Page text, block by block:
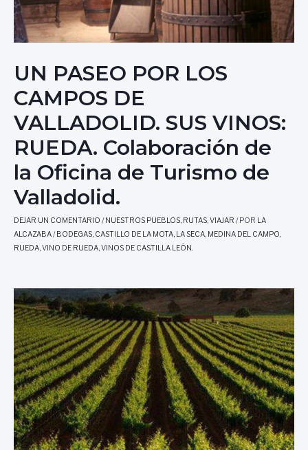
UN PASEO POR LOS
CAMPOS DE
VALLADOLID. SUS VINOS:
RUEDA. Colaboración de
la Oficina de Turismo de
Valladolid.
DEJAR UN COMENTARIO /NUESTROS PUEBLOS, RUTAS,VIAJAR / POR LA
ALCAZABA/BODEGAS, CASTILLO DE LA MOTA, LA SECA, MEDINA DEL CAMPO,
RUEDA,VINO DE RUEDA,VINOS DE CASTILLA LEÓN.